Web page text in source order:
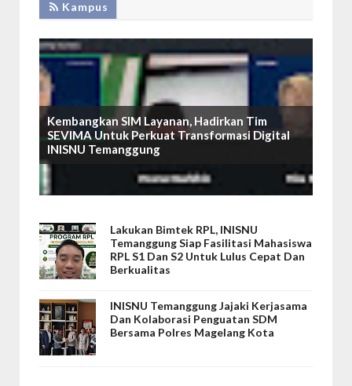
Kampus
Kembangkan SIM Layanan, Hadirkan Tim
SEVIMA Untuk Perkuat Transformasi Digital
INISNU Temanggung
Lakukan Bimtek RPL, INISNU
Temanggung Siap Fasilitasi Mahasiswa
RPL S1 Dan S2 Untuk Lulus Cepat Dan
Berkualitas
INISNU Temanggung Jajaki Kerjasama
Dan Kolaborasi Penguatan SDM
Bersama Polres Magelang Kota